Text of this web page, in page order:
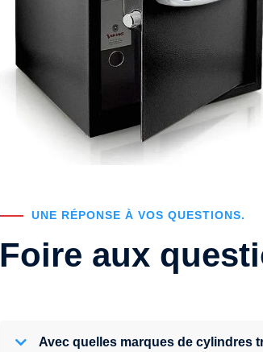
UNE RÉPONSE À VOS QUESTIONS.
Foire aux
Avec quelles marques de cylindres